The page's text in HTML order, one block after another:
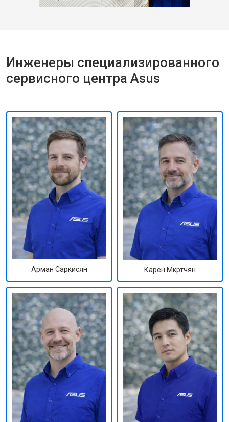
Инженеры специализированного
сервисного центра Asus
Арман Саркисян Карен Мкртчян